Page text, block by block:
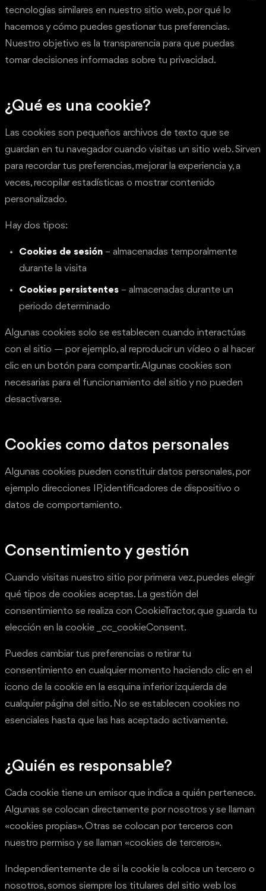
tecnologías similares en nuestro sitio web, por qué lo
hacemos y cómo puedes gestionar tus preferencias.
Nuestro objetivo es la transparencia para que puedas
tomar decisiones informadas sobre tu privacidad.
¿Qué es una cookie?
Las cookies son pequeños archivos de texto que se
guardan en tu navegador cuando visitas un sitio web. Sirven
para recordar tus preferencias, mejorar la experiencia y, a
veces, recopilar estadísticas o mostrar contenido
personalizado.
Hay dos tipos:
Cookies de sesión – almacenadas temporalmente
durante la visita
Cookies persistentes – almacenadas durante un
periodo determinado
Algunas cookies solo se establecen cuando interactúas
con el sitio — por ejemplo, al reproducir un vídeo o al hacer
clic en un botón para compartir. Algunas cookies son
necesarias para el funcionamiento del sitio y no pueden
desactivarse.
Cookies como datos personales
Algunas cookies pueden constituir datos personales, por
ejemplo direcciones IP, identificadores de dispositivo o
datos de comportamiento.
Consentimiento y gestión
Cuando visitas nuestro sitio por primera vez, puedes elegir
qué tipos de cookies aceptas. La gestión del
consentimiento se realiza con CookieTractor, que guarda tu
elección en la cookie _cc_cookieConsent.
Puedes cambiar tus preferencias o retirar tu
consentimiento en cualquier momento haciendo clic en el
icono de la cookie en la esquina inferior izquierda de
cualquier página del sitio. No se establecen cookies no
esenciales hasta que las has aceptado activamente.
¿Quién es responsable?
Cada cookie tiene un emisor que indica a quién pertenece.
Algunas se colocan directamente por nosotros y se llaman
«cookies propias». Otras se colocan por terceros con
nuestro permiso y se llaman «cookies de terceros».
Independientemente de si la cookie la coloca un tercero o
nosotros, somos siempre los titulares del sitio web los